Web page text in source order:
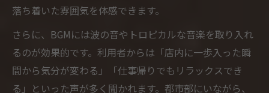
まるでリゾート気分カフェバーで満喫する方法
カフェバーでリゾート気分を味わう楽しみ
方
ビーチの雰囲気溢れるカフェバーの過ごし
方
落ち着いた雰囲気を体感できます。
さらに、BGMには波の音やトロピカルな音楽を取り入れ
るのが効果的です。利用者からは「店内に一歩入った瞬
間から気分が変わる」「仕事帰りでもリラックスでき
る」といった声が多く聞かれます。都市部にいながら、